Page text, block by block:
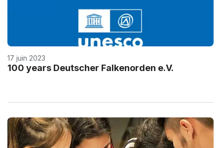
17 juin 2023
100 years Deutscher Falkenorden e.V.